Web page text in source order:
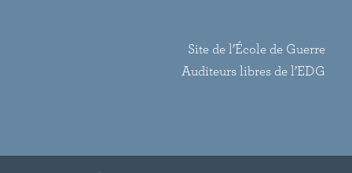
Site de l’École de Guerre
Auditeurs libres de l’EDG